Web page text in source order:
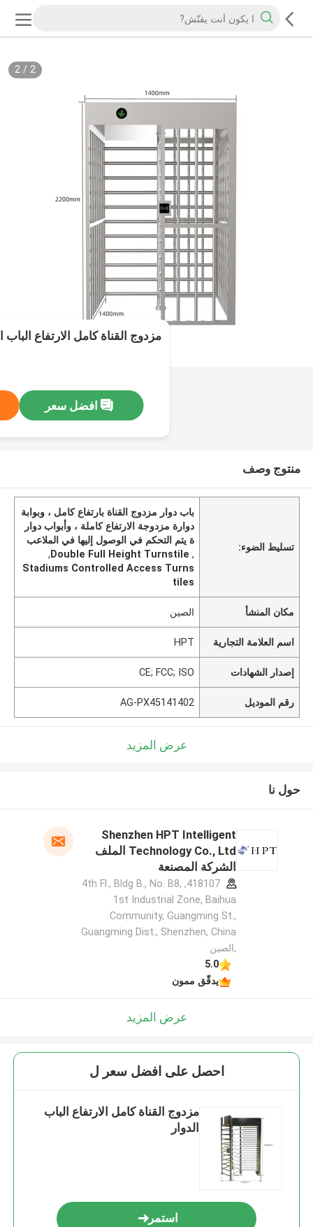
2
/
2
مزدوج القناة كامل الارتفاع الباب
افضل سعر
منتوج وصف
تسليط الضوء:
باب دوار مزدوج القناة بارتفاع كامل ، وبوابة
دوارة مزدوجة الارتفاع كاملة ، وأبواب دوار
ة يتم التحكم في الوصول إليها في الملاعب
,
Double Full Height Turnstile
,
Stadiums Controlled Access Turns
tiles
مكان المنشأ الصين
اسم العلامة التجارية HPT
إصدار الشهادات CE; FCC; ISO
رقم الموديل AG-PX45141402
عرض المزيد
حول نا
Shenzhen HPT Intelligent
Technology Co., Ltd الملف
الشركة المصنعة
418107, 4th Fl., Bldg B., No. B8,
1st Industrial Zone, Baihua
Community, Guangming St.,
Guangming Dist., Shenzhen, China
,الصين
5.0
يدقّق ممون
عرض المزيد
احصل على افضل سعر ل
مزدوج القناة كامل الارتفاع الباب
الدوار
استمر